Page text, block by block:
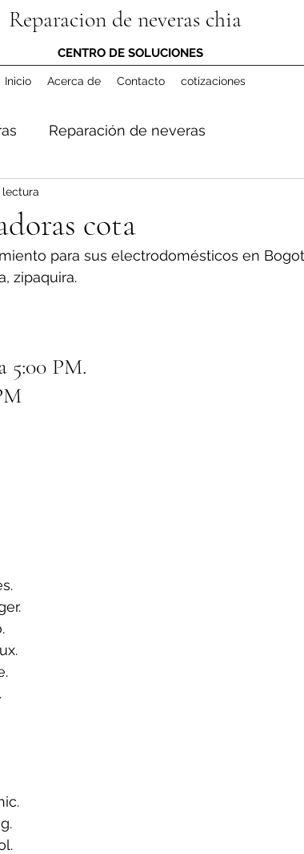
Reparacion de neveras chia
CENTRO DE SOLUCIONES
Inicio Acerca de Contacto cotizaciones
Reparación de neveras
cota
lectura
para sus electrodomésticos en
zipaquira.
5:00 PM.